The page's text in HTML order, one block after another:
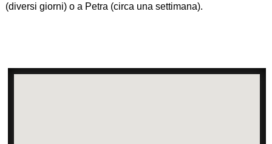
(diversi giorni) o a Petra (circa una settimana).